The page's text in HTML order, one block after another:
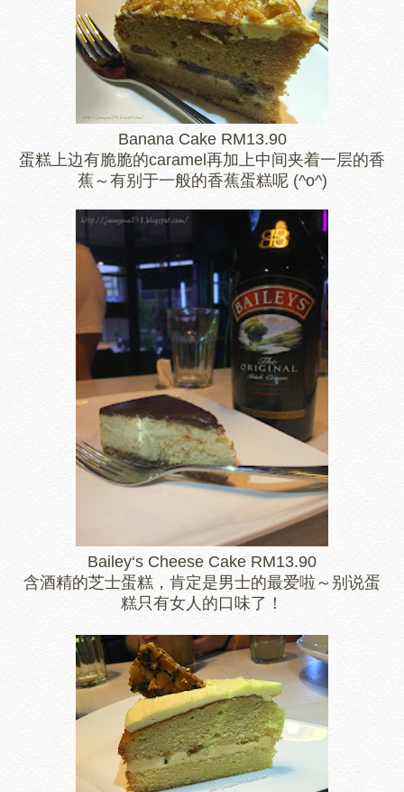
Banana Cake RM13.90
蛋糕上边有脆脆的caramel再加上中间夹着一层的香
蕉～有别于一般的香蕉蛋糕呢 (^o^)
Bailey‘s Cheese Cake RM13.90
含酒精的芝士蛋糕，肯定是男士的最爱啦～别说蛋
糕只有女人的口味了！